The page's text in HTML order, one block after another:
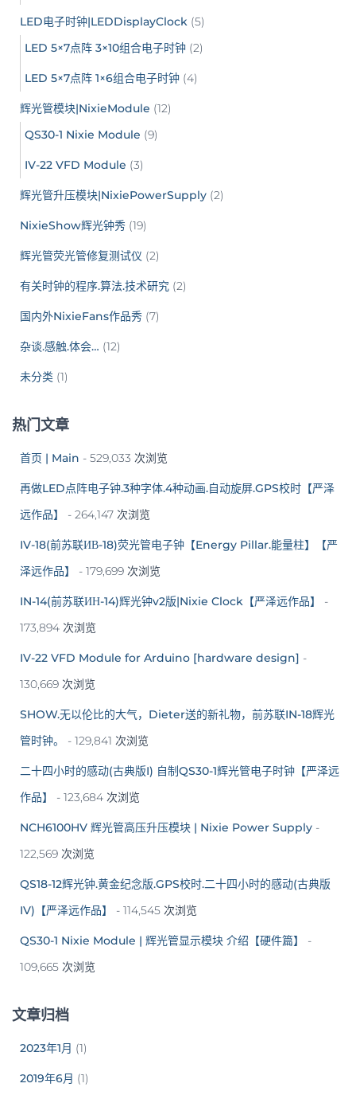
LED电子时钟|LEDDisplayClock (5)
LED 5×7点阵 3×10组合电子时钟 (2)
LED 5×7点阵 1×6组合电子时钟 (4)
辉光管模块|NixieModule (12)
QS30-1 Nixie Module (9)
IV-22 VFD Module (3)
辉光管升压模块|NixiePowerSupply (2)
NixieShow辉光钟秀 (19)
辉光管荧光管修复测试仪 (2)
有关时钟的程序.算法.技术研究 (2)
国内外NixieFans作品秀 (7)
杂谈.感触.体会… (12)
未分类 (1)
热门文章
首页 | Main - 529,033 次浏览
再做LED点阵电子钟.3种字体.4种动画.自动旋屏.GPS校时【严泽
远作品】
- 264,147 次浏览
IV-18(前苏联ИВ-18)荧光管电子钟【Energy Pillar.能量柱】【严
泽远作品】
- 179,699 次浏览
IN-14(前苏联ИН-14)辉光钟v2版|Nixie Clock【严泽远作品】
-
173,894 次浏览
IV-22 VFD Module for Arduino [hardware design] -
130,669 次浏览
SHOW.无以伦比的大气，Dieter送的新礼物，前苏联IN-18辉光
管时钟。
- 129,841 次浏览
二十四小时的感动(古典版I) 自制QS30-1辉光管电子时钟【严泽远
作品】
- 123,684 次浏览
NCH6100HV 辉光管高压升压模块 | Nixie Power Supply -
122,569 次浏览
QS18-12辉光钟.黄金纪念版.GPS校时.二十四小时的感动(古典版
IV)【严泽远作品】
- 114,545 次浏览
QS30-1 Nixie Module | 辉光管显示模块 介绍【硬件篇】
-
109,665 次浏览
文章归档
2023年1月 (1)
2019年6月 (1)